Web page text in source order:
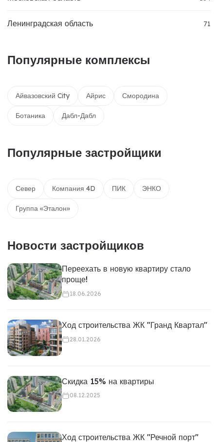
Ленинградская область 71
Популярные комплексы
Айвазовский City Айрис Смородина
Ботаника Дабл-Дабл
Популярные застройщики
Север Компания 4D ПИК ЭНКО
Группа «Эталон»
Новости застройщиков
Переехать в новую квартиру стало
проще!
18.06.2026
Ход строительства ЖК "Гранд Квартал"
28.01.2026
Скидка 15% на квартиры
08.12.2025
Ход строительства ЖК "Речной порт"